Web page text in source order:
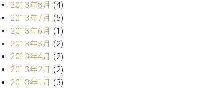
2013年8月 (4)
2013年7月 (5)
2013年6月 (1)
2013年5月 (2)
2013年4月 (2)
2013年2月 (2)
2013年1月 (3)